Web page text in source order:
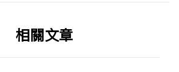
相关文章